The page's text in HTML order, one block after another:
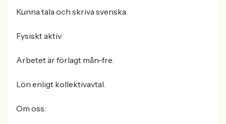
Kunna tala och skriva svenska
Fysiskt aktiv
Arbetet är förlagt mån-fre.
Lön enligt kollektivavtal.
Om oss: